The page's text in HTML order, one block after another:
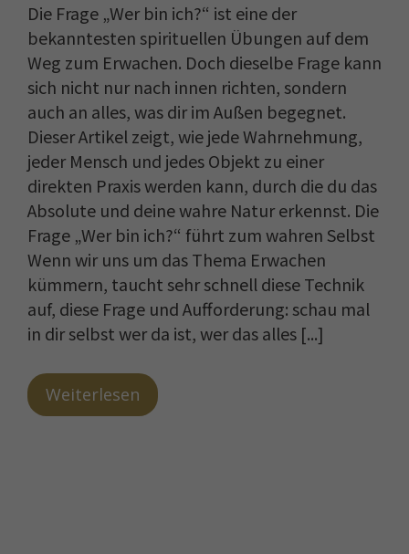
Die Frage „Wer bin ich?“ ist eine der
bekanntesten spirituellen Übungen auf dem
Weg zum Erwachen. Doch dieselbe Frage kann
sich nicht nur nach innen richten, sondern
auch an alles, was dir im Außen begegnet.
Dieser Artikel zeigt, wie jede Wahrnehmung,
jeder Mensch und jedes Objekt zu einer
direkten Praxis werden kann, durch die du das
Absolute und deine wahre Natur erkennst. Die
Frage „Wer bin ich?“ führt zum wahren Selbst
Wenn wir uns um das Thema Erwachen
kümmern, taucht sehr schnell diese Technik
auf, diese Frage und Aufforderung: schau mal
in dir selbst wer da ist, wer das alles [...]
Weiterlesen